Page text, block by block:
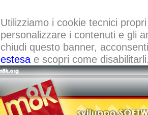
Utilizziamo i cookie tecnici
personalizzare i contenuti e gli
chiudi questo banner,
estesae scopri come